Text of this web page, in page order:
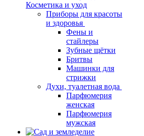
Косметика и уход
Приборы для красоты
и здоровья
Фены и
стайлеры
Зубные щётки
Бритвы
Машинки для
стрижки
Духи, туалетная вода
Парфюмерия
женская
Парфюмерия
мужская